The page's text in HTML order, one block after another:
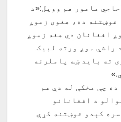
مامور هم وویل:«د
ده، هغوی زموږ
افغانان دي هغه زموږ
راشي موږ ورته لبیک
ته باید ښه پاملرنه
چې مخکې له دې هم
د افغانانو
کېدو غوښتنه کړې